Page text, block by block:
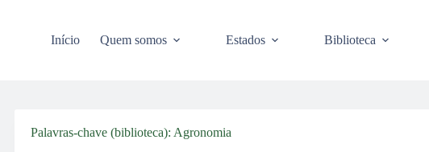
Início Quem somos Estados Biblioteca
Palavras-chave (biblioteca) Agronomia